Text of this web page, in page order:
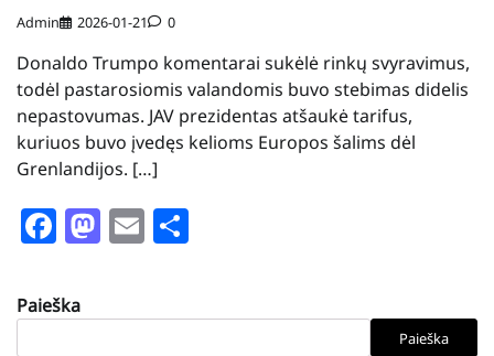
Admin 2026-01-21 0
Donaldo Trumpo komentarai sukėlė rinkų svyravimus,
todėl pastarosiomis valandomis buvo stebimas didelis
nepastovumas. JAV prezidentas atšaukė tarifus,
kuriuos buvo įvedęs kelioms Europos šalims dėl
Grenlandijos. […]
Facebook
Mastodon
Email
Paieška
Paieška